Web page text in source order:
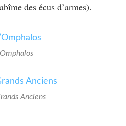
des écus d’armes).
Anciens